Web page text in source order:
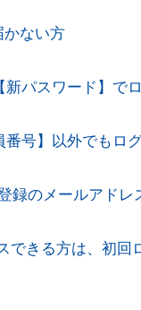
ない方
パスワード】で
号】以外でもロ
録のメールアドレ
できる方は、初回